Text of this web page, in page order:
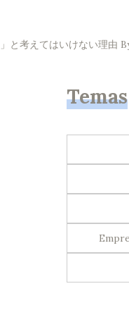
と考えてはいけない理
Temas